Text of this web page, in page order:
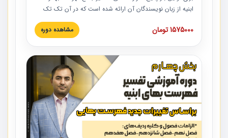
ابنیه از زبان نویسندگان آن ارائه شده است که در آن تک تک
ردیف ها و مطالب فهرست بها تفسیر و ارائه شده است. این
دوره به صورت کامل تصویری بوده و به همراه تصاویر عملیات
دوره با کلام مهندس علیرضاحسین‌زاده مدیر پروژه مهندسی
مشاور در امر بازنگری فهرست بها رشته ابنیه ارائه شده و به تمام
همکارانی که در حوزه صنعت ساخت در حال فعالیت هستند حتما
توصیه می کنیم از مطالب این دوره استفاده نمایند.
1575000 تومان مشاهده دوره